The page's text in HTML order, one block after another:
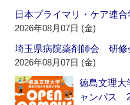
日本プライマリ・ケア
2026年08月07日 (金)
埼玉県病院薬剤師会 研
2026年08月07日 (金)
徳島文理
ャンパス